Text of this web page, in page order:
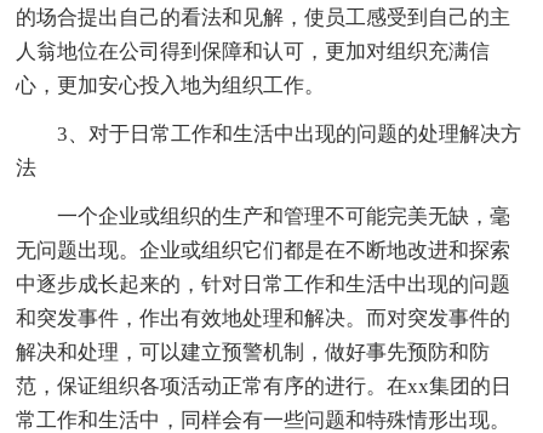
的场合提出自己的看法和见解，使员工感受到自己的主
人翁地位在公司得到保障和认可，更加对组织充满信
心，更加安心投入地为组织工作。
3、对于日常工作和生活中出现的问题的处理解决方
法
一个企业或组织的生产和管理不可能完美无缺，毫
无问题出现。企业或组织它们都是在不断地改进和探索
中逐步成长起来的，针对日常工作和生活中出现的问题
和突发事件，作出有效地处理和解决。而对突发事件的
解决和处理，可以建立预警机制，做好事先预防和防
范，保证组织各项活动正常有序的进行。在xx集团的日
常工作和生活中，同样会有一些问题和特殊情形出现。